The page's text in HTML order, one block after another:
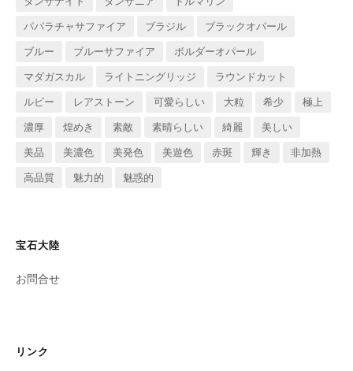
パパラチャサファイア
ブラジル
ブラックオパール
ブルー
ブルーサファイア
ボルダーオパール
マダガスカル
ライトニングリッジ
ラウンドカット
ルビー
レアストーン 可愛らしい 大粒 希少
極上
濃厚
煌めき 素敵 素晴らしい 綺麗
美しい
美品
美濃色 美発色 美遊色 赤斑 輝き
非加熱
高品質
魅力的 魅惑的
宝石大陸
お問合せ
リンク